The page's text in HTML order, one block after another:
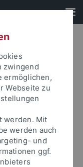
an um sich
zwingend
ermöglichen,
Webseite zu
werden. Mit
werden auch
und
ggf.